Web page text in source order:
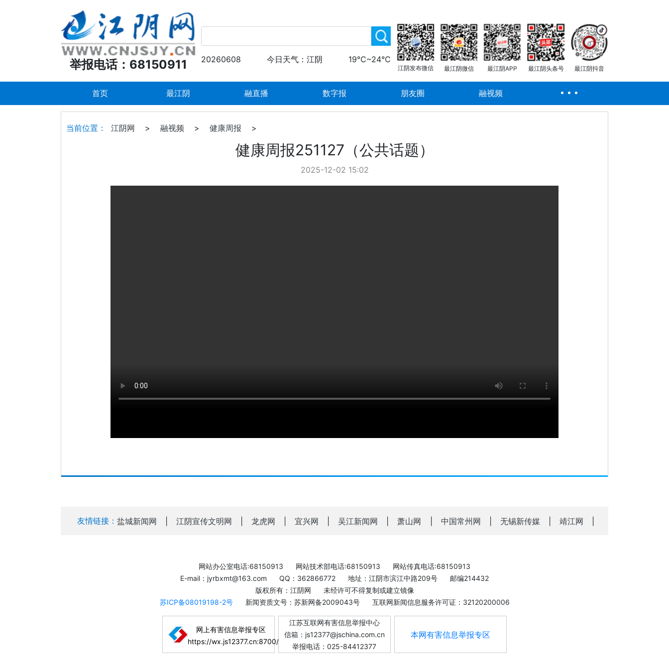
举报电话：68150911 20260608 今日天气：江阴 19℃~24℃
江阴发布微信 最江阴微信 最江阴APP 最江阴头条号 最江阴抖音
首页 最江阴 融直播 数字报 朋友圈 融视频
当前位置： 江阴网 > 融视频 > 健康周报 >
健康周报251127（公共话题）
2025-12-02 15:02
友情链接： 盐城新闻网 江阴宣传文明网 龙虎网 宜兴网 吴江新闻网 萧山网 中国常州网 无锡新传媒 靖江网
网站办公室电话:68150913 网站技术部电话:68150913
网站传真电话:68150913
E-mail：jyrbxmt@163.com
QQ：362866772 地址：江阴市滨江中路209号
邮编214432
版权所有：江阴网
未经许可不得复制或建立镜像
苏ICP备08019198-2号
新闻资质文号：苏新网备2009043号 互联网新闻信息服务许可证：32120200006
网上有害信息举报专区
https://wx.js12377.cn:8700/
江苏互联网有害信息举报中心
信箱：js12377@jschina.com.cn
举报电话：025-84412377
本网有害信息举报专区